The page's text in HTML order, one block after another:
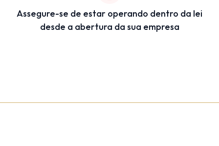
Assegure-se de estar operando dentro da lei
desde a abertura da sua empresa